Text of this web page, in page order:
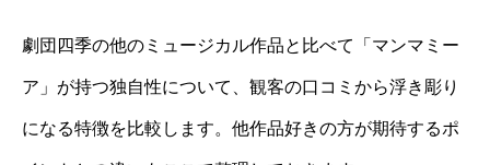
劇団四季の他のミュージカル作品と比べて「マンマミー
ア」が持つ独自性について、観客の口コミから浮き彫り
になる特徴を比較します。他作品好きの方が期待するポ